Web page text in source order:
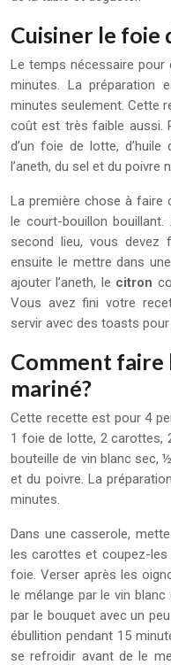
Cuisiner le
Le temps nécessaire
minutes. La
minutes seulement. Cette
coût est très faible aussi.
d’un foie de lotte, d’huile
l’aneth, du sel et du poivre
La première chose à faire
le court-bouillon
second lieu, vous
ensuite le mettre dans
ajouter l’aneth, le citron
Vous avez fini votre
servir avec des toasts pour
Comment
mariné?
Cette recette est pour 4
1 foie de lotte, 2 carottes,
bouteille de vin blanc sec,
et du poivre. La
minutes.
Dans une casserole,
les carottes et coupez-les
foie. Verser après les
le mélange par le vin
par le bouquet avec un
ébullition pendant 15
se refroidir avant de le